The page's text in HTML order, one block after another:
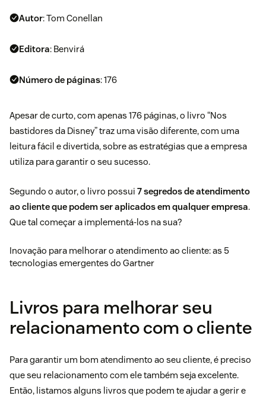
Autor: Tom Conellan
Editora: Benvirá
Número de páginas: 176
Apesar de curto, com apenas 176 páginas, o livro “Nos
bastidores da Disney” traz uma visão diferente, com uma
leitura fácil e divertida, sobre as estratégias que a empresa
utiliza para garantir o seu sucesso.
Segundo o autor, o livro possui 7 segredos de atendimento
ao cliente que podem ser aplicados em qualquer empresa.
Que tal começar a implementá-los na sua?
Inovação para melhorar o atendimento ao cliente: as 5
tecnologias emergentes do Gartner
Livros para melhorar seu
relacionamento com o cliente
Para garantir um bom atendimento ao seu cliente, é preciso
que seu relacionamento com ele também seja excelente.
Então, listamos alguns livros que podem te ajudar a gerir e